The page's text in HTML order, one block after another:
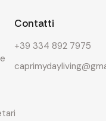
Contatti
+39 334 892 7975